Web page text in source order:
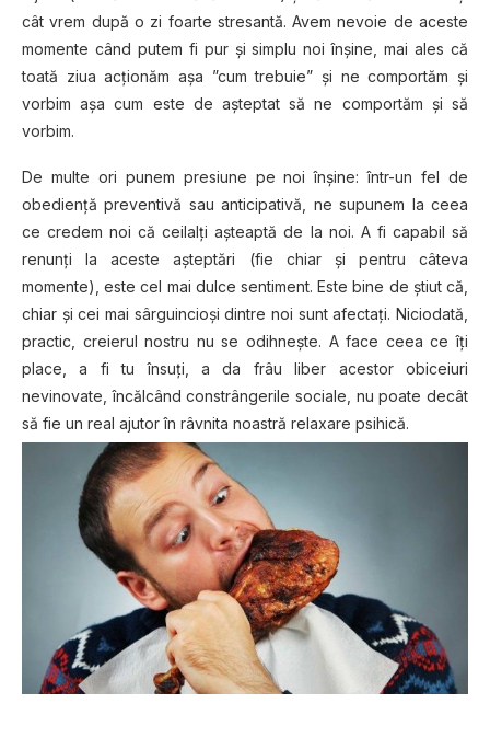
cât vrem după o zi foarte stresantă. Avem nevoie de aceste
momente când putem fi pur și simplu noi înșine, mai ales că
toată ziua acționăm așa ”cum trebuie” și ne comportăm și
vorbim așa cum este de așteptat să ne comportăm și să
vorbim.
De multe ori punem presiune pe noi înșine: într-un fel de
obediență preventivă sau anticipativă, ne supunem la ceea
ce credem noi că ceilalți așteaptă de la noi. A fi capabil să
renunți la aceste așteptări (fie chiar și pentru câteva
momente), este cel mai dulce sentiment. Este bine de știut că,
chiar și cei mai sârguincioși dintre noi sunt afectați. Niciodată,
practic, creierul nostru nu se odihnește. A face ceea ce îți
place, a fi tu însuți, a da frâu liber acestor obiceiuri
nevinovate, încălcând constrângerile sociale, nu poate decât
să fie un real ajutor în râvnita noastră relaxare psihică.